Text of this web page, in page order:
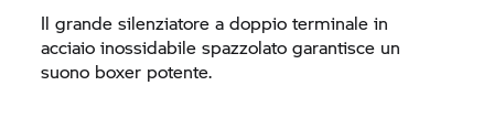
Il grande silenziatore a doppio terminale in
acciaio inossidabile spazzolato garantisce un
suono boxer potente.